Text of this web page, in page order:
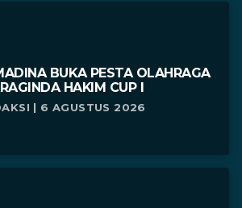
BUKA PESTA OLAHRAGA
HAKIM CUP I
| 6 AGUSTUS 2026